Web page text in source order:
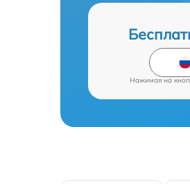
Нажимая на